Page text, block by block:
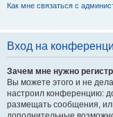
Как мне связаться с
Вход на
Зачем мне нужно
Вы можете этого и не
настроил конференцию:
размещать сообщения,